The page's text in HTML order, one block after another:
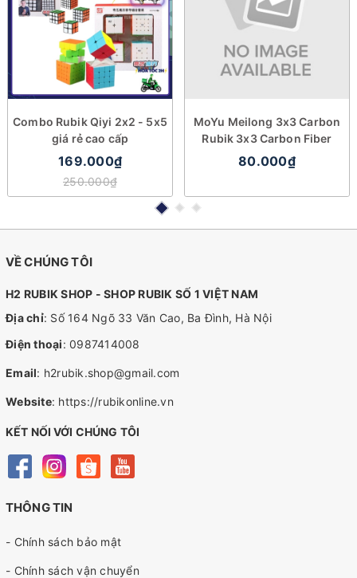
Combo Rubik Qiyi 2x2 - 5x5
giá rẻ cao cấp
169.000₫
250.000₫
MoYu Meilong 3x3 Carbon
Rubik 3x3 Carbon Fiber
80.000₫
VỀ CHÚNG TÔI
H2 RUBIK SHOP - SHOP RUBIK SỐ 1 VIỆT NAM
Địa chỉ: Số 164 Ngõ 33 Văn Cao, Ba Đình, Hà Nội
Điện thoại: 0987414008
Email: h2rubik.shop@gmail.com
Website: https://rubikonline.vn
KẾT NỐI VỚI CHÚNG TÔI
THÔNG TIN
- Chính sách bảo mật
- Chính sách vận chuyển